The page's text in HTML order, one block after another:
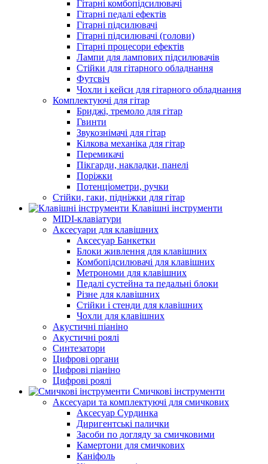
Гітарні комбопідсилювачі
Гітарні педалі ефектів
Гітарні підсилювачі
Гітарні підсилювачі (голови)
Гітарні процесори ефектів
Лампи для лампових підсилювачів
Стійки для гітарного обладнання
Футсвіч
Чохли і кейси для гітарного обладнання
Комплектуючі для гітар
Бриджі, тремоло для гітар
Гвинти
Звукознімачі для гітар
Кілкова механіка для гітар
Перемикачі
Пікгарди, накладки, панелі
Поріжки
Потенціометри, ручки
Стійки, гаки, підніжки для гітар
Клавішні інструменти
MIDI-клавіатури
Аксесуари для клавішних
Аксесуар Банкетки
Блоки живлення для клавішних
Комбопідсилювачі для клавішних
Метрономи для клавішних
Педалі сустейна та педальні блоки
Різне для клавішних
Стійки і стенди для клавішних
Чохли для клавішних
Акустичні піаніно
Акустичні роялі
Синтезатори
Цифрові органи
Цифрові піаніно
Цифрові роялі
Смичкові інструменти
Аксесуари та комплектуючі для смичкових
Аксесуар Сурдинка
Диригентські палички
Засоби по догляду за смичковими
Камертони для смичкових
Каніфоль